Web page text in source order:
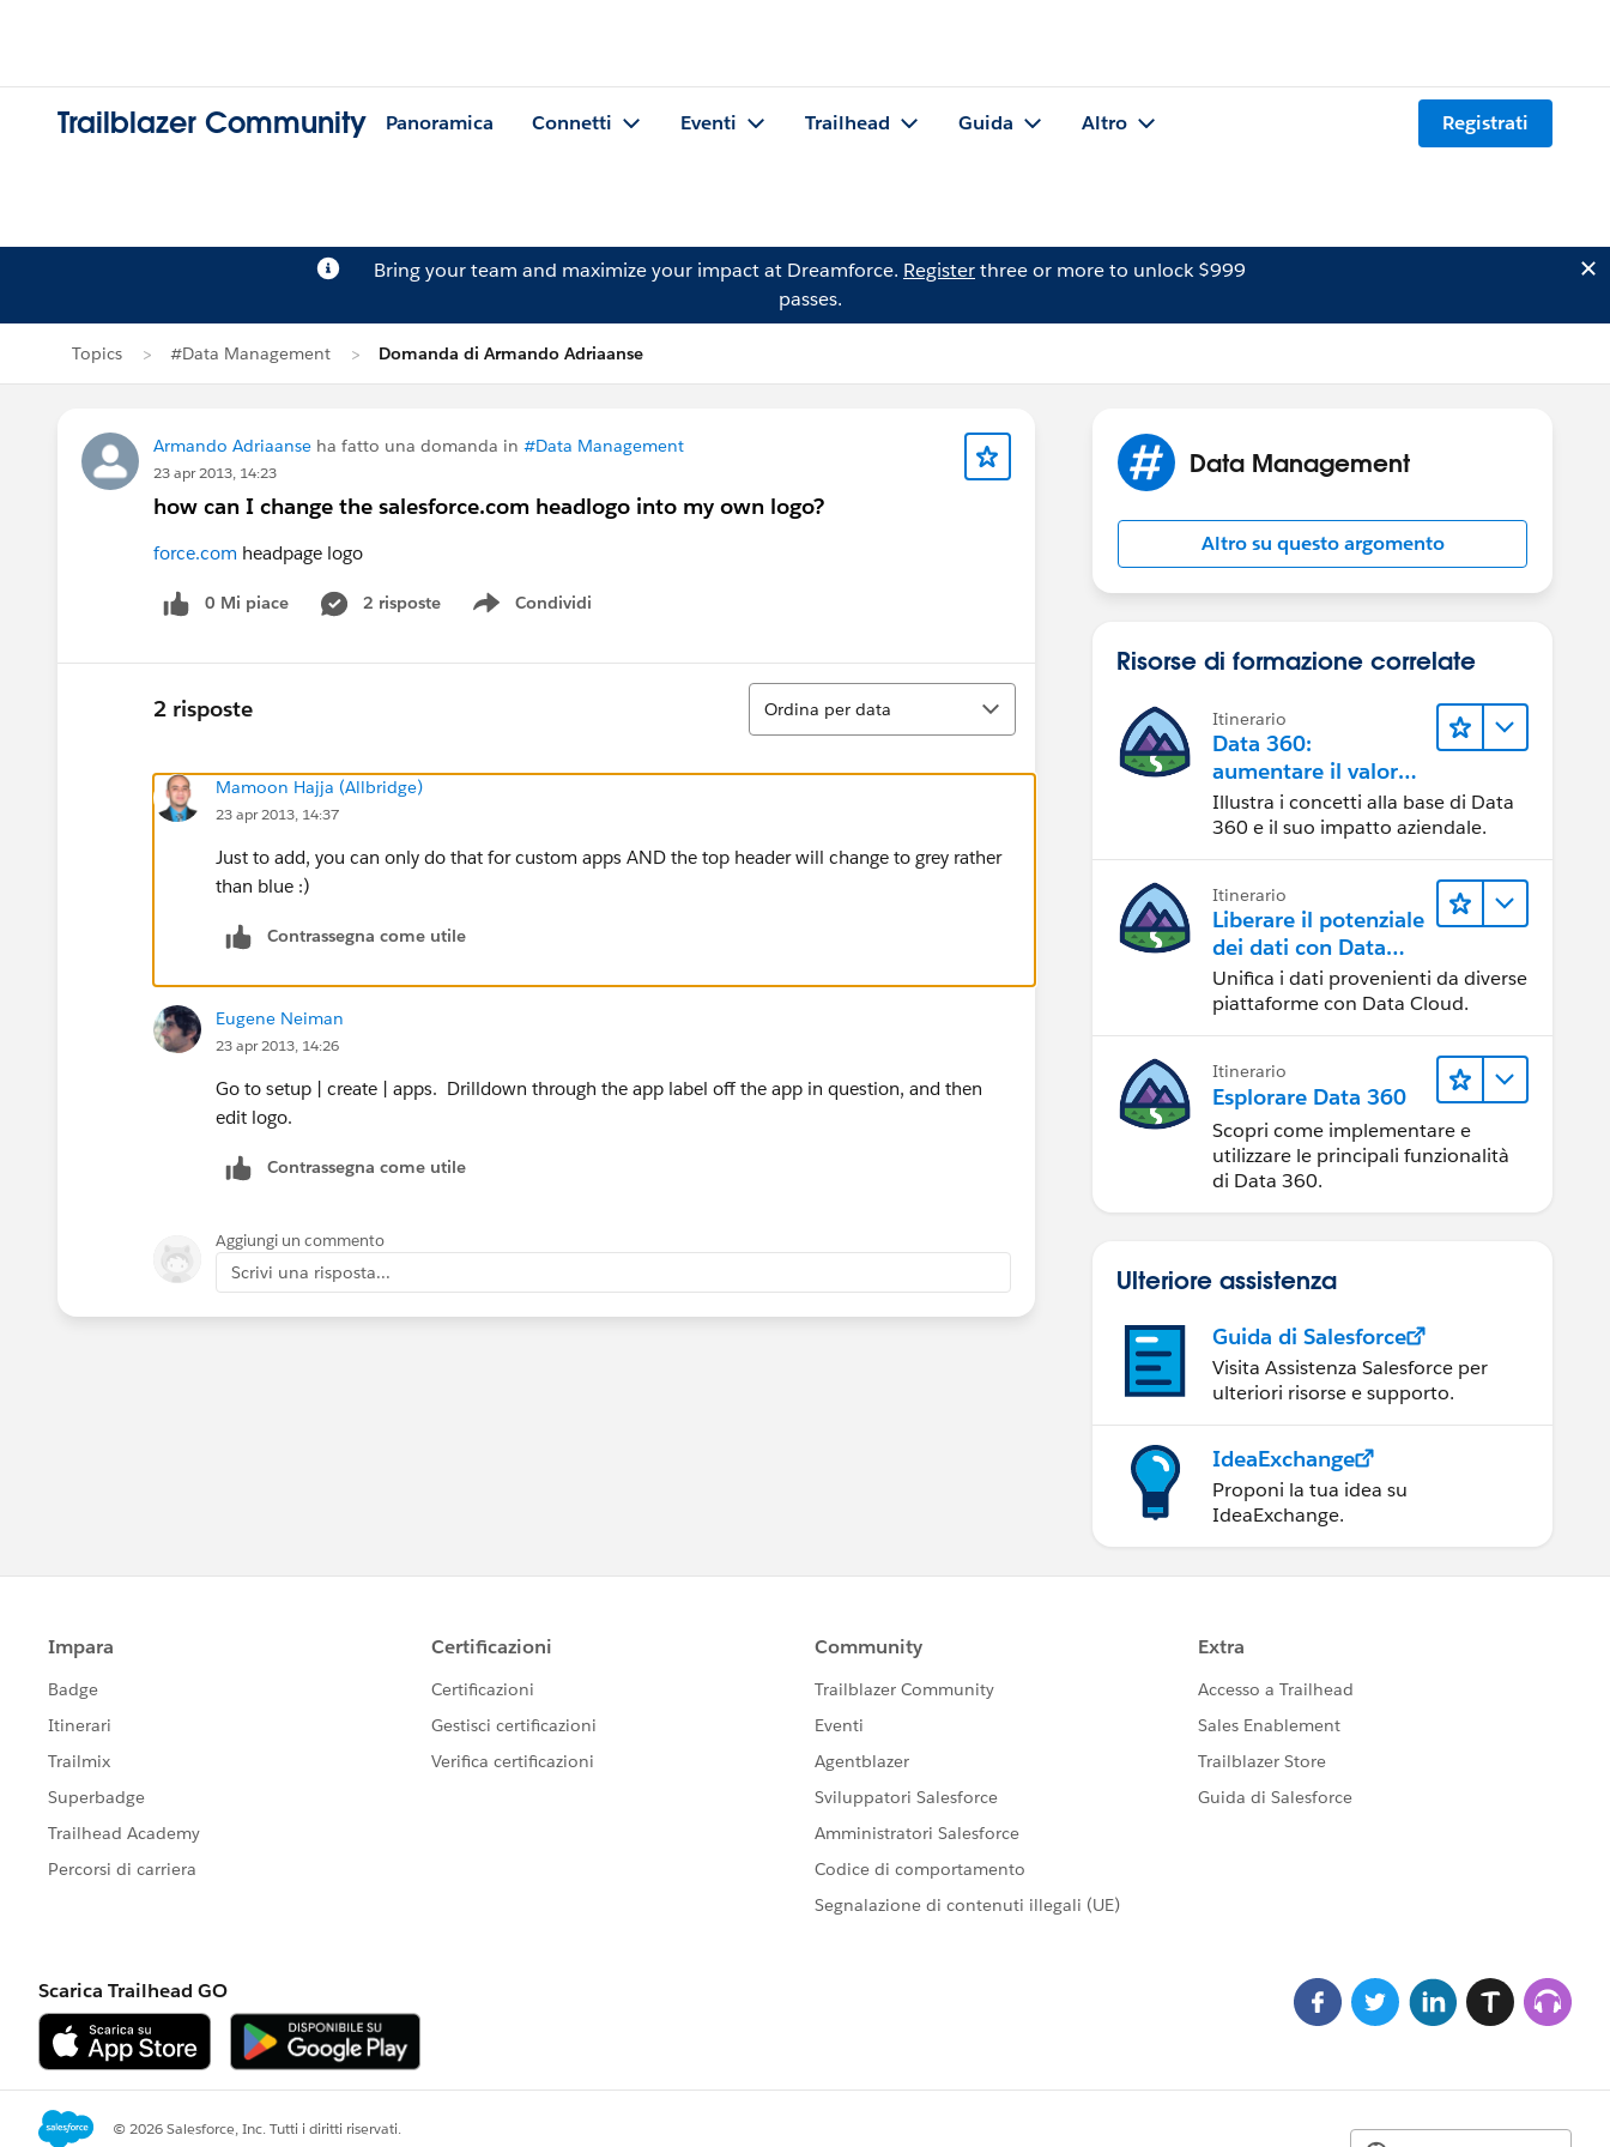
Trailblazer Community Panoramica Connetti Eventi Trailhead Guida Altro Registrati
Bring your team and maximize your impact at Dreamforce. Registerthree or more to unlock $999
passes.
Topics #Data Management Domanda di Armando Adriaanse
Armando Adriaanse ha fatto una domanda in #Data Management
23 apr 2013, 14:23
how can I change the salesforce.com headlogo into my own logo?
force.com headpage logo
0 Mi piace 2 risposte Condividi
Show menu
2 risposte
Ordina
Ordina per data
Mamoon Hajja (Allbridge)
23 apr 2013, 14:37
Just to add, you can only do that for custom apps AND the top header will change to grey rather
than blue :)
Contrassegna come utile
Eugene Neiman
23 apr 2013, 14:26
Go to setup | create | apps. Drilldown through the app label off the app in question, and then
edit logo.
Contrassegna come utile
Aggiungi un commento
Scrivi una risposta...
Data Management
Altro su questo argomento
Risorse di formazione correlate
Itinerario
Data 360:
aumentare il valore
dei dati
Illustra i concetti alla base di Data
360 e il suo impatto aziendale.
Itinerario
Liberare il potenziale
dei dati con Data
Cloud
Unifica i dati provenienti da diverse
piattaforme con Data Cloud.
Itinerario
Esplorare Data 360
Scopri come implementare e
utilizzare le principali funzionalità
di Data 360.
Ulteriore assistenza
Guida di Salesforce
Visita Assistenza Salesforce per
ulteriori risorse e supporto.
IdeaExchange
Proponi la tua idea su
IdeaExchange.